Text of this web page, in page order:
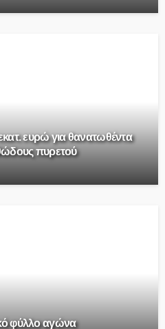
ευρώ για θανατωθέντα
πυρετού
φύλλο αγώνα